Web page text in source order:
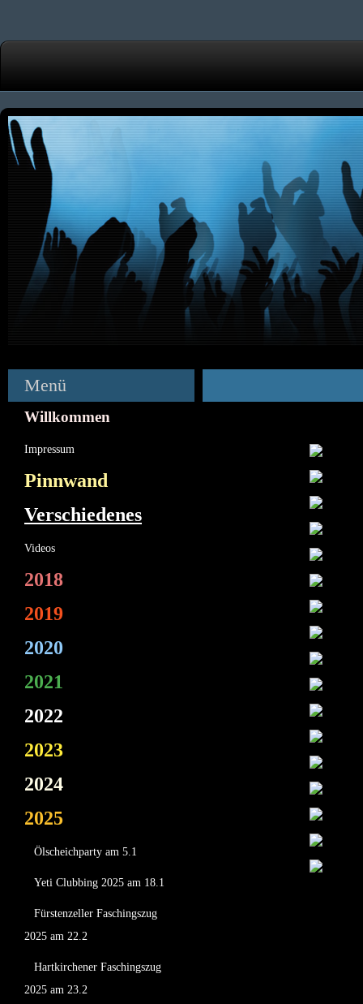
Menü
Willkommen
Impressum
Pinnwand
Verschiedenes
Videos
2018
2019
2020
2021
2022
2023
2024
2025
Ölscheichparty am 5.1
Yeti Clubbing 2025 am 18.1
Fürstenzeller Faschingszug
2025 am 22.2
Hartkirchener Faschingszug
2025 am 23.2